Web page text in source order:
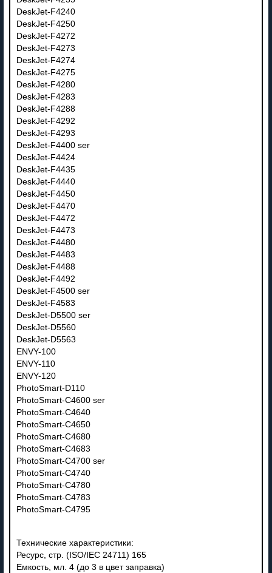
DeskJet-F4240
DeskJet-F4250
DeskJet-F4272
DeskJet-F4273
DeskJet-F4274
DeskJet-F4275
DeskJet-F4280
DeskJet-F4283
DeskJet-F4288
DeskJet-F4292
DeskJet-F4293
DeskJet-F4400 ser
DeskJet-F4424
DeskJet-F4435
DeskJet-F4440
DeskJet-F4450
DeskJet-F4470
DeskJet-F4472
DeskJet-F4473
DeskJet-F4480
DeskJet-F4483
DeskJet-F4488
DeskJet-F4492
DeskJet-F4500 ser
DeskJet-F4583
DeskJet-D5500 ser
DeskJet-D5560
DeskJet-D5563
ENVY-100
ENVY-110
ENVY-120
PhotoSmart-D110
PhotoSmart-C4600 ser
PhotoSmart-C4640
PhotoSmart-C4650
PhotoSmart-C4680
PhotoSmart-C4683
PhotoSmart-C4700 ser
PhotoSmart-C4740
PhotoSmart-C4780
PhotoSmart-C4783
PhotoSmart-C4795
Технические характеристики:
Ресурс, стр. (ISO/IEC 24711) 165
Емкость, мл. 4 (до 3 в цвет заправка)